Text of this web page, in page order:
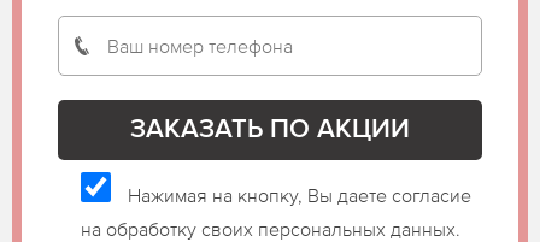
Нажимая на кнопку, Вы даете согласие
на обработку своих персональных данных.